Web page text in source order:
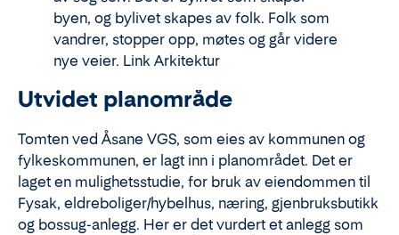
byen, og bylivet skapes av folk. Folk som
vandrer, stopper opp, møtes og går videre
nye veier. Link Arkitektur
Utvidet planområde
Tomten ved Åsane VGS, som eies av kommunen og
fylkeskommunen, er lagt inn i planområdet. Det er
laget en mulighetsstudie, for bruk av eiendommen til
Fysak, eldreboliger/hybelhus, næring, gjenbruksbutikk
og bossug-anlegg. Her er det vurdert et anlegg som